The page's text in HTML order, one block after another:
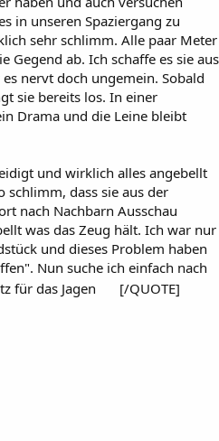
in unseren Spaziergang zu
sehr schlimm. Alle paar Meter
Gegend ab. Ich schaffe es sie aus
nervt doch ungemein. Sobald
sie bereits los. In einer
Drama und die Leine bleibt
und wirklich alles angebellt
schlimm, dass sie aus der
nach Nachbarn Ausschau
was das Zeug hält. Ich war nur
und dieses Problem haben
Nun suche ich einfach nach
für das Jagen
[/QUOTE]